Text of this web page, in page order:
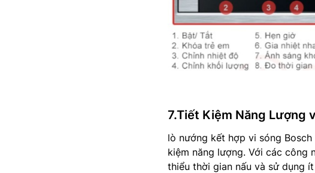
7.Tiết Kiệm Năng Lượng
lò nướng kết hợp vi sóng
kiệm năng lượng. Với các công
thiểu thời gian nấu và sử dụng